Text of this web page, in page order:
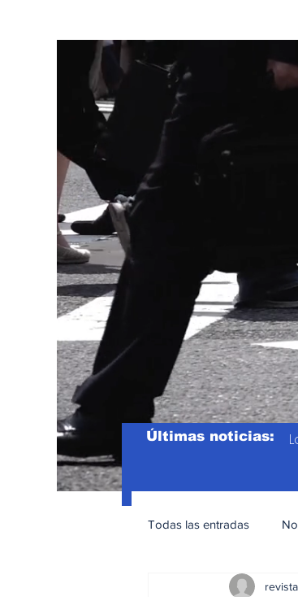
Últimas noticias:
Todas las entradas
Nacionales